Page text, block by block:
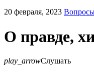
20 февраля, 2023
О правде,
play_arrowСлушать